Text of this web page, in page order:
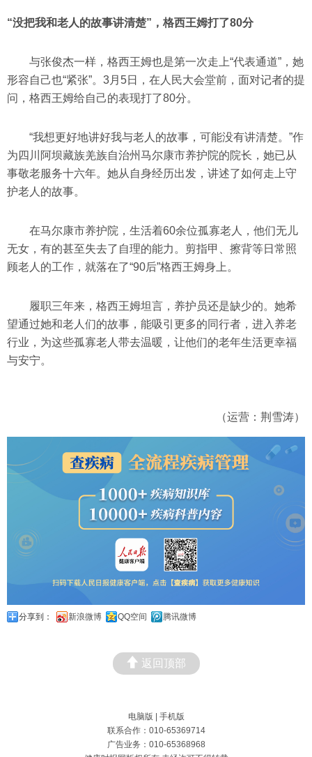
“没把我和老人的故事讲清楚”，格西王姆打了80分
与张俊杰一样，格西王姆也是第一次走上“代表通道”，她
形容自己也“紧张”。3月5日，在人民大会堂前，面对记者的提
问，格西王姆给自己的表现打了80分。
“我想更好地讲好我与老人的故事，可能没有讲清楚。”作
为四川阿坝藏族羌族自治州马尔康市养护院的院长，她已从
事敬老服务十六年。她从自身经历出发，讲述了如何走上守
护老人的故事。
在马尔康市养护院，生活着60余位孤寡老人，他们无儿
无女，有的甚至失去了自理的能力。剪指甲、擦背等日常照
顾老人的工作，就落在了“90后”格西王姆身上。
履职三年来，格西王姆坦言，养护员还是缺少的。她希
望通过她和老人们的故事，能吸引更多的同行者，进入养老
行业，为这些孤寡老人带去温暖，让他们的老年生活更幸福
与安宁。
（运营：荆雪涛）
分享到： 新浪微博 QQ空间 腾讯微博
返回顶部
电脑版 | 手机版
联系合作：010-65369714
广告业务：010-65368968